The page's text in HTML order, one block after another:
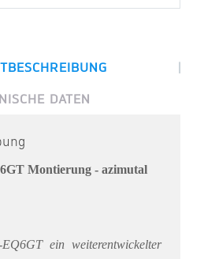
|
DATEN
Montierung - azimutal
ein weiterentwickelter